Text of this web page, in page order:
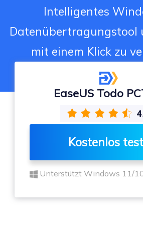
Intelligentes
Datenübertragungstool
mit einem Klick zu
EaseUS Todo
Kostenlos
Unterstützt Windows 11/